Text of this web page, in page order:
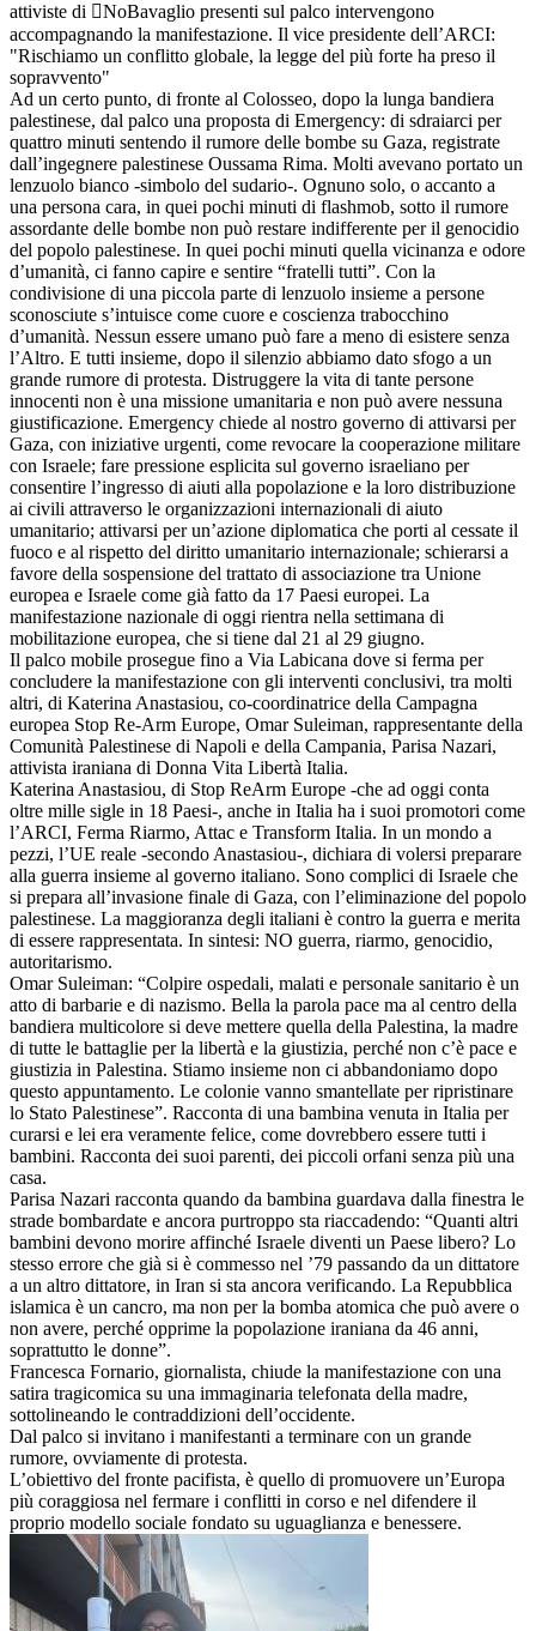
attiviste di NoBavaglio presenti sul palco intervengono
accompagnando la manifestazione. Il vice presidente dell’ARCI:
"Rischiamo un conflitto globale, la legge del più forte ha preso il
sopravvento"
Ad un certo punto, di fronte al Colosseo, dopo la lunga bandiera
palestinese, dal palco una proposta di Emergency: di sdraiarci per
quattro minuti sentendo il rumore delle bombe su Gaza, registrate
dall’ingegnere palestinese Oussama Rima. Molti avevano portato un
lenzuolo bianco -simbolo del sudario-. Ognuno solo, o accanto a
una persona cara, in quei pochi minuti di flashmob, sotto il rumore
assordante delle bombe non può restare indifferente per il genocidio
del popolo palestinese. In quei pochi minuti quella vicinanza e odore
d’umanità, ci fanno capire e sentire “fratelli tutti”. Con la
condivisione di una piccola parte di lenzuolo insieme a persone
sconosciute s’intuisce come cuore e coscienza trabocchino
d’umanità. Nessun essere umano può fare a meno di esistere senza
l’Altro. E tutti insieme, dopo il silenzio abbiamo dato sfogo a un
grande rumore di protesta. Distruggere la vita di tante persone
innocenti non è una missione umanitaria e non può avere nessuna
giustificazione. Emergency chiede al nostro governo di attivarsi per
Gaza, con iniziative urgenti, come revocare la cooperazione militare
con Israele; fare pressione esplicita sul governo israeliano per
consentire l’ingresso di aiuti alla popolazione e la loro distribuzione
ai civili attraverso le organizzazioni internazionali di aiuto
umanitario; attivarsi per un’azione diplomatica che porti al cessate il
fuoco e al rispetto del diritto umanitario internazionale; schierarsi a
favore della sospensione del trattato di associazione tra Unione
europea e Israele come già fatto da 17 Paesi europei. La
manifestazione nazionale di oggi rientra nella settimana di
mobilitazione europea, che si tiene dal 21 al 29 giugno.
Il palco mobile prosegue fino a Via Labicana dove si ferma per
concludere la manifestazione con gli interventi conclusivi, tra molti
altri, di Katerina Anastasiou, co-coordinatrice della Campagna
europea Stop Re-Arm Europe, Omar Suleiman, rappresentante della
Comunità Palestinese di Napoli e della Campania, Parisa Nazari,
attivista iraniana di Donna Vita Libertà Italia.
Katerina Anastasiou, di Stop ReArm Europe -che ad oggi conta
oltre mille sigle in 18 Paesi-, anche in Italia ha i suoi promotori come
l’ARCI, Ferma Riarmo, Attac e Transform Italia. In un mondo a
pezzi, l’UE reale -secondo Anastasiou-, dichiara di volersi preparare
alla guerra insieme al governo italiano. Sono complici di Israele che
si prepara all’invasione finale di Gaza, con l’eliminazione del popolo
palestinese. La maggioranza degli italiani è contro la guerra e merita
di essere rappresentata. In sintesi: NO guerra, riarmo, genocidio,
autoritarismo.
Omar Suleiman: “Colpire ospedali, malati e personale sanitario è un
atto di barbarie e di nazismo. Bella la parola pace ma al centro della
bandiera multicolore si deve mettere quella della Palestina, la madre
di tutte le battaglie per la libertà e la giustizia, perché non c’è pace e
giustizia in Palestina. Stiamo insieme non ci abbandoniamo dopo
questo appuntamento. Le colonie vanno smantellate per ripristinare
lo Stato Palestinese”. Racconta di una bambina venuta in Italia per
curarsi e lei era veramente felice, come dovrebbero essere tutti i
bambini. Racconta dei suoi parenti, dei piccoli orfani senza più una
casa.
Parisa Nazari racconta quando da bambina guardava dalla finestra le
strade bombardate e ancora purtroppo sta riaccadendo: “Quanti altri
bambini devono morire affinché Israele diventi un Paese libero? Lo
stesso errore che già si è commesso nel ’79 passando da un dittatore
a un altro dittatore, in Iran si sta ancora verificando. La Repubblica
islamica è un cancro, ma non per la bomba atomica che può avere o
non avere, perché opprime la popolazione iraniana da 46 anni,
soprattutto le donne”.
Francesca Fornario, giornalista, chiude la manifestazione con una
satira tragicomica su una immaginaria telefonata della madre,
sottolineando le contraddizioni dell’occidente.
Dal palco si invitano i manifestanti a terminare con un grande
rumore, ovviamente di protesta.
L’obiettivo del fronte pacifista, è quello di promuovere un’Europa
più coraggiosa nel fermare i conflitti in corso e nel difendere il
proprio modello sociale fondato su uguaglianza e benessere.